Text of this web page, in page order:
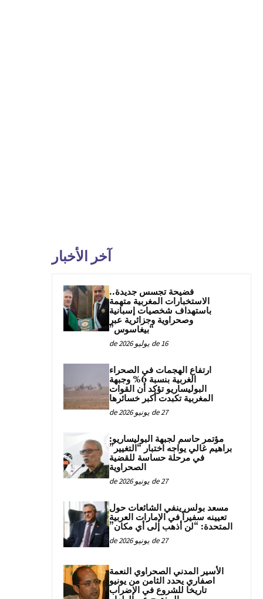
آخر الأخبار
فضيحة تجسس جديدة..
الاستخبارات المغربية متهمة
باستهداف شخصيات إسبانية
وصحراوية وجزائرية عبر
“بيغاسوس”
16 de يوليو de 2026
ارتفاع الهجمات في الصحراء
الغربية بنسبة 6% وجبهة
البوليساريو تؤكد أن القوات
المغربية تكبدت أكبر خسائرها
27 de يونيو de 2026
مؤتمر حاسم لجبهة البوليساريو:
براهيم غالي يواجه اختبار “التغيير”
في مرحلة حساسة للقضية
الصحراوية
27 de يونيو de 2026
مسعد بولس ينفي الشائعات حول
تعيينه سفيراً في الإمارات العربية
المتحدة: “لن أذهب إلى أي مكان”
27 de يونيو de 2026
الأسير المدني الصحراوي النعمة
اصفاري يحدد الثامن من يونيو
تاريخا للشروع في الإضراب